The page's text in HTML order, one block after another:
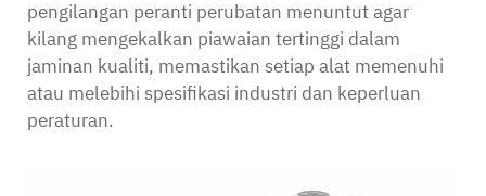
pengilangan peranti perubatan menuntut agar
kilang mengekalkan piawaian tertinggi dalam
jaminan kualiti, memastikan setiap alat memenuhi
atau melebihi spesifikasi industri dan keperluan
peraturan.